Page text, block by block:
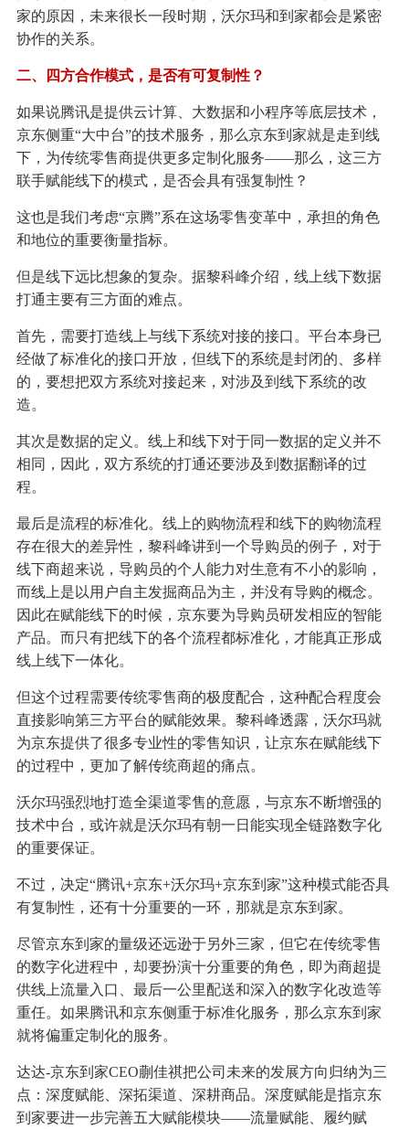
家的原因，未来很长一段时期，沃尔玛和到家都会是紧密
协作的关系。
二、四方合作模式，是否有可复制性？
如果说腾讯是提供云计算、大数据和小程序等底层技术，
京东侧重“大中台”的技术服务，那么京东到家就是走到线
下，为传统零售商提供更多定制化服务——那么，这三方
联手赋能线下的模式，是否会具有强复制性？
这也是我们考虑“京腾”系在这场零售变革中，承担的角色
和地位的重要衡量指标。
但是线下远比想象的复杂。据黎科峰介绍，线上线下数据
打通主要有三方面的难点。
首先，需要打造线上与线下系统对接的接口。平台本身已
经做了标准化的接口开放，但线下的系统是封闭的、多样
的，要想把双方系统对接起来，对涉及到线下系统的改
造。
其次是数据的定义。线上和线下对于同一数据的定义并不
相同，因此，双方系统的打通还要涉及到数据翻译的过
程。
最后是流程的标准化。线上的购物流程和线下的购物流程
存在很大的差异性，黎科峰讲到一个导购员的例子，对于
线下商超来说，导购员的个人能力对生意有不小的影响，
而线上是以用户自主发掘商品为主，并没有导购的概念。
因此在赋能线下的时候，京东要为导购员研发相应的智能
产品。而只有把线下的各个流程都标准化，才能真正形成
线上线下一体化。
但这个过程需要传统零售商的极度配合，这种配合程度会
直接影响第三方平台的赋能效果。黎科峰透露，沃尔玛就
为京东提供了很多专业性的零售知识，让京东在赋能线下
的过程中，更加了解传统商超的痛点。
沃尔玛强烈地打造全渠道零售的意愿，与京东不断增强的
技术中台，或许就是沃尔玛有朝一日能实现全链路数字化
的重要保证。
不过，决定“腾讯+京东+沃尔玛+京东到家”这种模式能否具
有复制性，还有十分重要的一环，那就是京东到家。
尽管京东到家的量级还远逊于另外三家，但它在传统零售
的数字化进程中，却要扮演十分重要的角色，即为商超提
供线上流量入口、最后一公里配送和深入的数字化改造等
重任。如果腾讯和京东侧重于标准化服务，那么京东到家
就将偏重定制化的服务。
达达-京东到家CEO蒯佳祺把公司未来的发展方向归纳为三
点：深度赋能、深拓渠道、深耕商品。深度赋能是指京东
到家要进一步完善五大赋能模块——流量赋能、履约赋